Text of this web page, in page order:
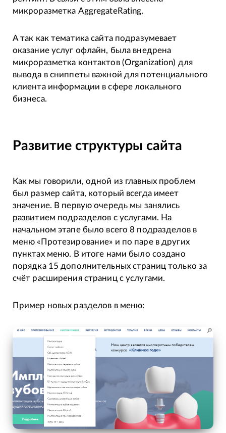
микроразметка AggregateRating.
А так как тематика сайта подразумевает
оказание услуг офлайн, была внедрена
микроразметка контактов (Organization) для
вывода в сниппеты важной для потенциального
клиента информации в сфере локального
бизнеса.
Развитие структуры сайта
Как мы говорили, одной из главных проблем
был размер сайта, который всегда имеет
значение. В первую очередь мы занялись
развитием подразделов с услугами. На
начальном этапе было всего 8 подразделов в
меню «Протезирование» и по паре в других
пунктах меню. В итоге нами было создано
порядка 15 дополнительных страниц только за
счёт расширения страниц с услугами.
Пример новых разделов в меню: